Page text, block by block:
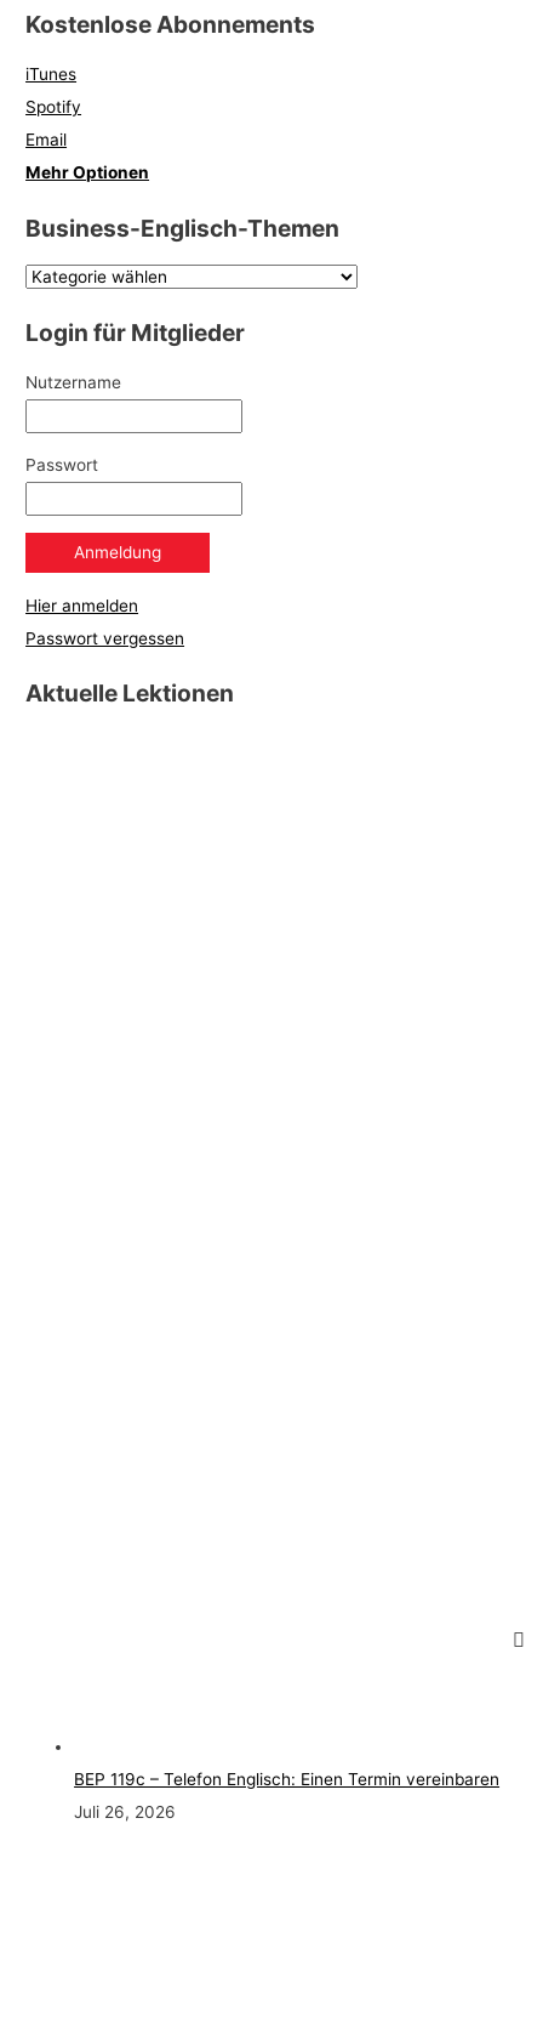
Kostenlose Abonnements
iTunes
Spotify
Email
Mehr Optionen
Business-Englisch-Themen
Login für Mitglieder
Nutzername
Passwort
Hier anmelden
Passwort vergessen
Aktuelle Lektionen
BEP 119c – Telefon Englisch: Einen Termin vereinbaren
Juli 26, 2026